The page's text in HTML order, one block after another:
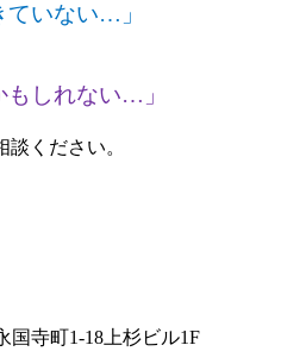
ていない…」
もしれない…」
ください。
国寺町1-18上杉ビル1F